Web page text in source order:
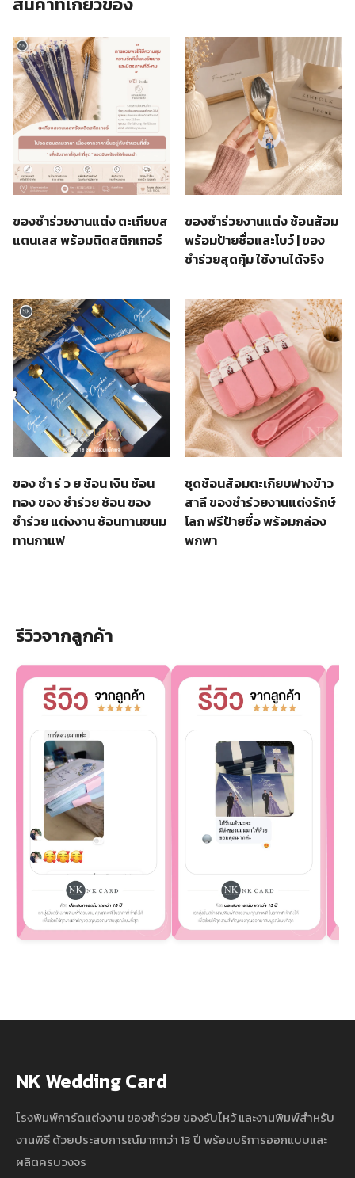
ของชำร่วยงานแต่ง ตะเกียบส
แตนเลส พร้อมติดสติกเกอร์
ของชำร่วยงานแต่ง ช้อนส้อม
พร้อมป้ายชื่อและโบว์ | ของ
ชำร่วยสุดคุ้ม ใช้งานได้จริง
ของ ชํา ร่ ว ย ช้อน เงิน ช้อน
ทอง ของ ชำร่วย ช้อน ของ
ชำร่วย แต่งงาน ช้อนทานขนม
ทานกาแฟ
ชุดช้อนส้อมตะเกียบฟางข้าว
สาลี ของชำร่วยงานแต่งรักษ์
โลก ฟรีป้ายชื่อ พร้อมกล่อง
พกพา
รีวิวจากลูกค้า
NK Wedding Card
โรงพิมพ์การ์ดแต่งงาน ของชำร่วย ของรับไหว้ และงานพิมพ์สำหรับ
งานพิธี ด้วยประสบการณ์มากกว่า 13 ปี พร้อมบริการออกแบบและ
ผลิตครบวงจร